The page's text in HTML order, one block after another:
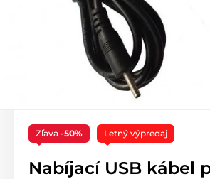
Zľava -50% Letný výpredaj
Nabíjací USB kábel